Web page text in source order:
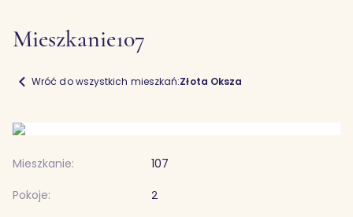
Mieszkanie107
Wróć do wszystkich mieszkań:Złota Oksza
Mieszkanie:
107
Pokoje:
2